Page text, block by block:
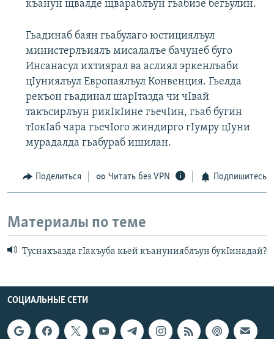
къанун щвалде щвараблъун гьабизе бегьулин.
Гьадинаб баян гьабулаго юстициялъул
министерлъиялъ мисалалъе бачунеб буго
Инсанасул ихтиярал ва аслиял эркенлъаби
цIуниялъул Европаялъул Конвенция. Гьелда
рекъон гьадинал шарIтазда чи чIвай
такъсирлъун рикIкIине гьечIин, гьаб бугин
тIокIаб чара гьечIого жиндирго гIумру цIуни
мурадалда гьабураб ишилан.
Поделиться Читать без VPN Подпишитесь
Материалы по теме
Туснахъазда гIакъуба кьей къанунияблъун букIинадай?
СОЦИАЛЬНЫЕ СЕТИ